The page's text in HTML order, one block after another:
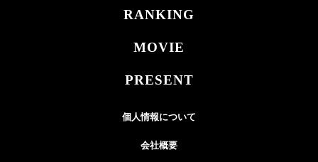
RANKING
MOVIE
PRESENT
個人情報について
会社概要